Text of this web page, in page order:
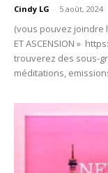
Cindy LG - 5 août, 2024
(vous pouvez joindre
ET ASCENSION »
trouverez des sous-
méditations,